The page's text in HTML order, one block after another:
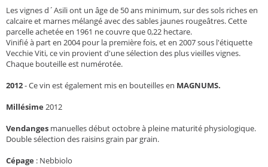
Les vignes d´Asili ont un âge de 50 ans minimum, sur des sols riches en
calcaire et marnes mélangé avec des sables jaunes rougeâtres. Cette
parcelle achetée en 1961 ne couvre que 0,22 hectare.
Vinifié à part en 2004 pour la première fois, et en 2007 sous l'étiquette
Vecchie Viti, ce vin provient d'une sélection des plus vieilles vignes.
Chaque bouteille est numérotée.
2012- Ce vin est également mis en bouteilles en MAGNUMS.
Millésime 2012
Vendanges manuelles début octobre à pleine maturité physiologique.
Double sélection des raisins grain par grain.
Cépage : Nebbiolo